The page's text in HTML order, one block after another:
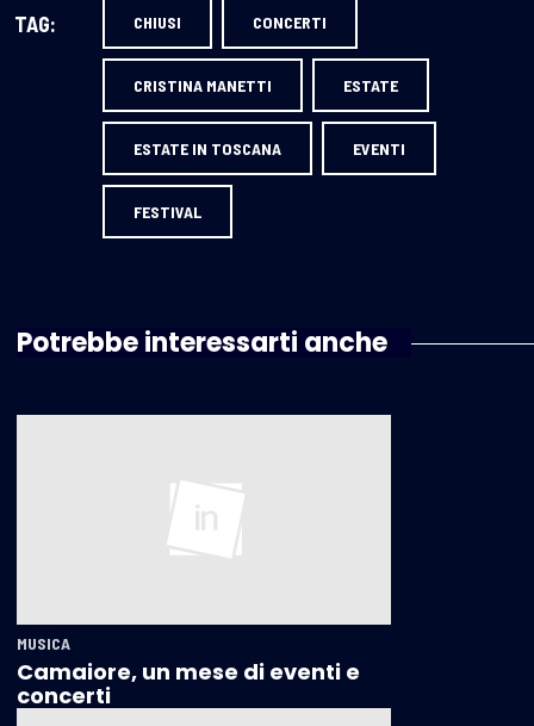
TAG: CHIUSI CONCERTI
CRISTINA MANETTI ESTATE
ESTATE IN TOSCANA EVENTI
FESTIVAL
Potrebbe interessarti anche
MUSICA
Camaiore, un mese di eventi e
concerti